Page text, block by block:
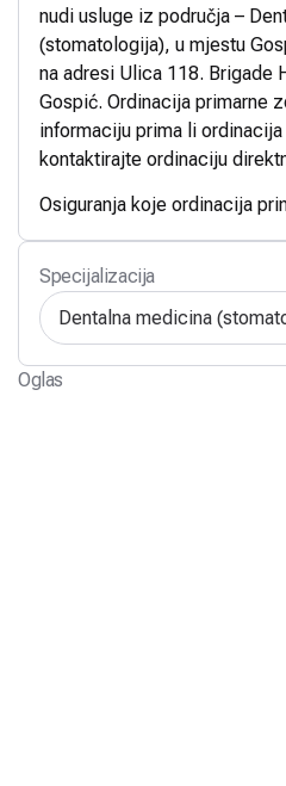
nudi usluge iz područja –
(stomatologija), u mjestu
na adresi Ulica 118. Brigade
Gospić. Ordinacija primarne
informaciju prima li
kontaktirajte ordinaciju
Osiguranja koje ordinacija
Specijalizacija
Dentalna medicina
Oglas